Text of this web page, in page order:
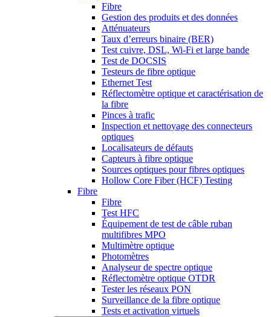
Fibre
Gestion des produits et des données
Atténuateurs
Taux d’erreurs binaire (BER)
Test cuivre, DSL, Wi-Fi et large bande
Test de DOCSIS
Testeurs de fibre optique
Ethernet Test
Réflectomètre optique et caractérisation de
la fibre
Pinces à trafic
Inspection et nettoyage des connecteurs
optiques
Localisateurs de défauts
Capteurs à fibre optique
Sources optiques pour fibres optiques
Hollow Core Fiber (HCF) Testing
Fibre
Fibre
Test HFC
Équipement de test de câble ruban
multifibres MPO
Multimètre optique
Photomètres
Analyseur de spectre optique
Réflectomètre optique OTDR
Tester les réseaux PON
Surveillance de la fibre optique
Tests et activation virtuels